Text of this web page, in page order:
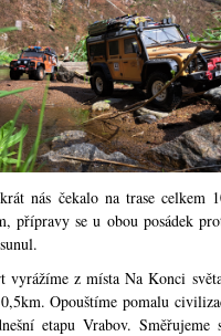
nás čekalo na trase
přípravy se u obou posádek
z místa Na Konci
Opouštíme pomalu
etapu Vrabov.